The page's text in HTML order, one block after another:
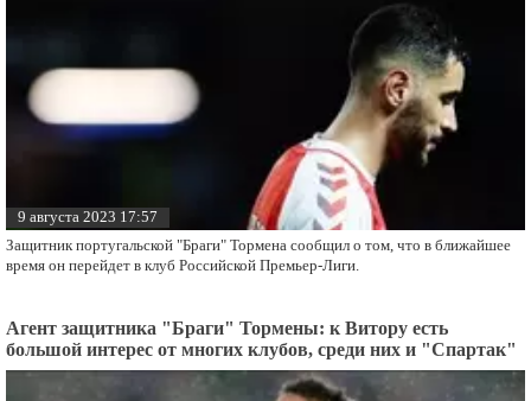
9 августа 2023 17:57
Защитник португальской "Браги" Тормена сообщил о том, что в ближайшее
время он перейдет в клуб Российской Премьер-Лиги.
Агент защитника "Браги" Тормены: к Витору есть
большой интерес от многих клубов, среди них и "Спартак"